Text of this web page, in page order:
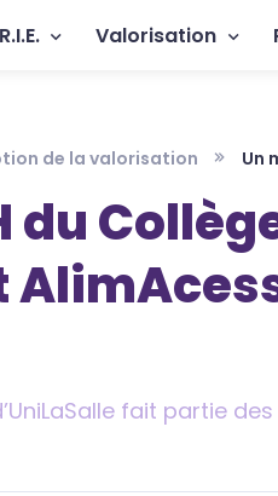
Valorisation
de la valorisation Un
du
fait partie